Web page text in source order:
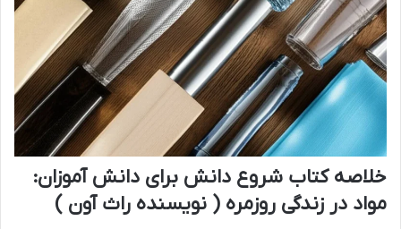
خلاصه کتاب شروع دانش برای دانش آموزان:
مواد در زندگی روزمره ( نویسنده راث آون )